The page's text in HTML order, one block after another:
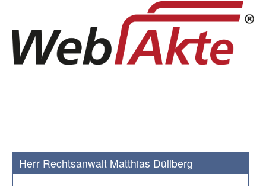
Herr Rechtsanwalt Matthias Düllberg